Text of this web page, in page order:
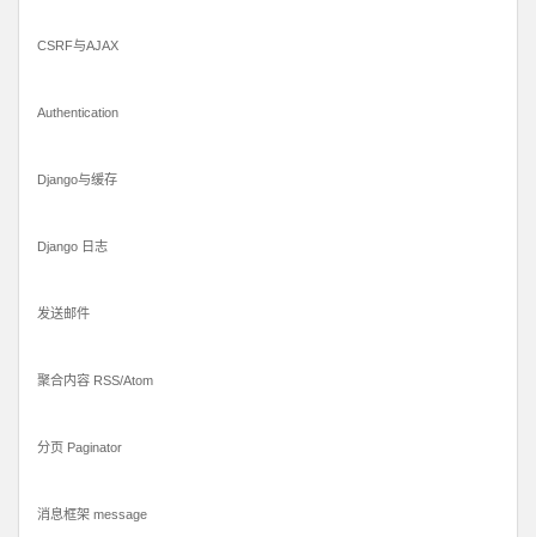
CSRF与AJAX
Authentication
Django与缓存
Django 日志
发送邮件
聚合内容 RSS/Atom
分页 Paginator
消息框架 message